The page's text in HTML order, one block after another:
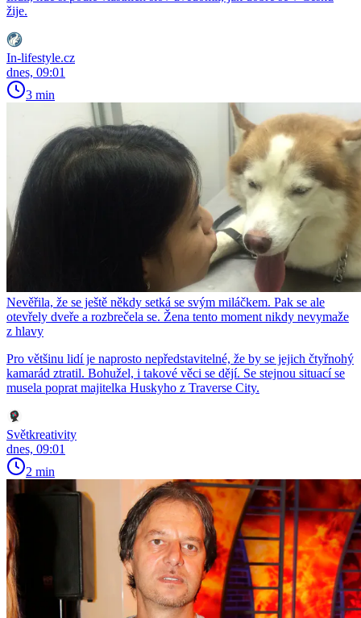
žije.
In-lifestyle.cz
dnes, 09:01
3 min
Nevěřila, že se ještě někdy setká se svým miláčkem. Pak se ale
otevřely dveře a rozbrečela se. Žena tento moment nikdy nevymaže
z hlavy
Pro většinu lidí je naprosto nepředstavitelné, že by se jejich čtyřnohý
kamarád ztratil. Bohužel, i takové věci se dějí. Se stejnou situací se
musela poprat majitelka Huskyho z Traverse City.
Světkreativity
dnes, 09:01
2 min